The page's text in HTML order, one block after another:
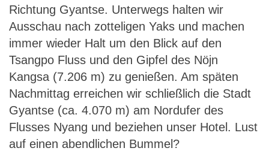
Richtung Gyantse. Unterwegs halten wir
Ausschau nach zotteligen Yaks und machen
immer wieder Halt um den Blick auf den
Tsangpo Fluss und den Gipfel des Nöjn
Kangsa (7.206 m) zu genießen. Am späten
Nachmittag erreichen wir schließlich die Stadt
Gyantse (ca. 4.070 m) am Nordufer des
Flusses Nyang und beziehen unser Hotel. Lust
auf einen abendlichen Bummel?